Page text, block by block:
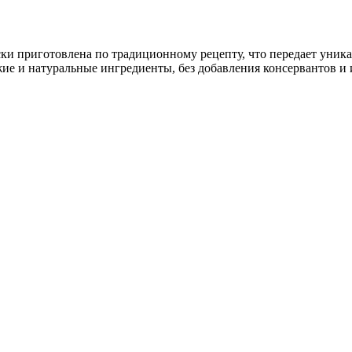
приготовлена по традиционному рецепту, что передает
и натуральные ингредиенты, без добавления консервантов и